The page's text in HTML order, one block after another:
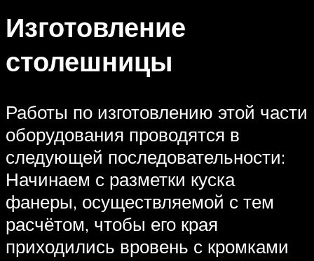
Изготовление
столешницы
Работы по изготовлению этой части
оборудования проводятся в
следующей последовательности:
Начинаем с разметки куска
фанеры, осуществляемой с тем
расчётом, чтобы его края
приходились вровень с кромками